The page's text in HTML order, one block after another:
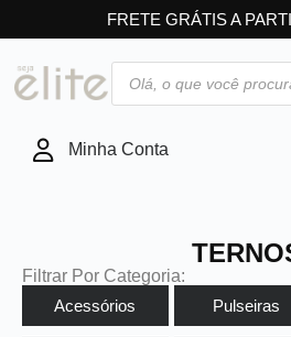
FRETE GRÁTIS A
Minha Conta
Filtrar Por Categoria:
Acessórios
Pulseiras